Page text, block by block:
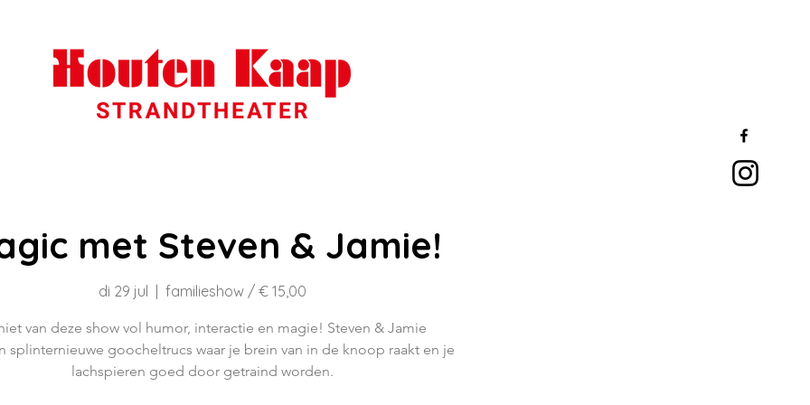
met Steven & Jamie!
di 29 jul familieshow / € 15,00
van deze show vol humor, interactie en magie! Steven & Jamie
splinternieuwe goocheltrucs waar je brein van in de knoop raakt en je
lachspieren goed door getraind worden.